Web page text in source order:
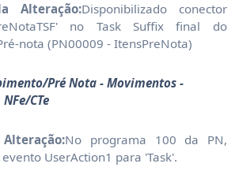
Alteração:Disponibilizado conector
no Task Suffix final do
nota (PN00009 - ItensPreNota)
Pré Nota - Movimentos -
CTe
No programa 100 da PN,
UserAction1 para 'Task'.